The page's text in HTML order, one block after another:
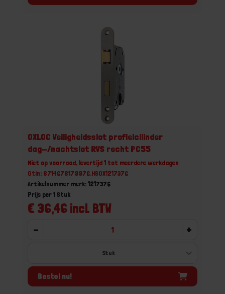
OXLOC Veiligheidsslot profielcilinder
dag-/nachtslot RVS recht PC55
Niet op voorraad, levertijd 1 tot meerdere werkdagen
Gtin: 8714678179976,HSOX1217376
Artikelnummer merk: 1217376
€ 36,46 incl. BTW
Prijs per 1 Stuk
- +
Bestel nu!